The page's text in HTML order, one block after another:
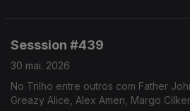
Sesssion #439
30 mai. 2026
No Trilho entre outros com Father
Greazy Alice, Alex Amen, Margo